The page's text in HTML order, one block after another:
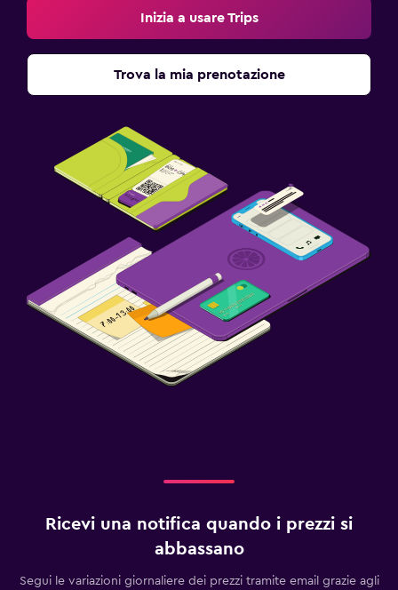
Inizia a usare Trips
Trova la mia prenotazione
Ricevi una notifica quando i prezzi si
abbassano
Segui le variazioni giornaliere dei prezzi tramite email grazie agli